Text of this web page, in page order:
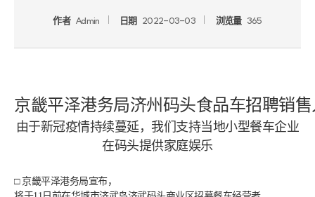
作者 Admin 日期 2022-03-03 浏览量 365
京畿平泽港务局济州码头食品车招聘销
由于新冠疫情持续蔓延，我们支持当地小型餐车企业
在码头提供家庭娱乐
□ 京畿平泽港务局宣布，